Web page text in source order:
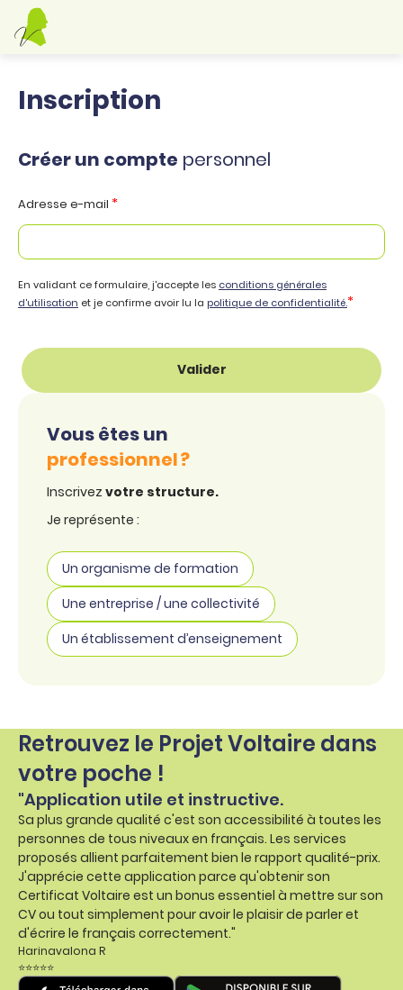
Inscription
Créer un compte personnel
Adresse e-mail *
En validant ce formulaire, j'accepte les conditions générales
d'utilisation et je confirme avoir lu la politique de confidentialité.*
Valider
Vous êtes un
professionnel ?
Inscrivez votre structure.
Je représente :
Un organisme de formation
Une entreprise / une collectivité
Un établissement d’enseignement
Retrouvez le Projet Voltaire dans
votre poche !
"Application utile et instructive.
Sa plus grande qualité c'est son accessibilité à toutes les
personnes de tous niveaux en français. Les services
proposés allient parfaitement bien le rapport qualité-prix.
J'apprécie cette application parce qu'obtenir son
Certificat Voltaire est un bonus essentiel à mettre sur son
CV ou tout simplement pour avoir le plaisir de parler et
d'écrire le français correctement."
Harinavalona R
⭐⭐⭐⭐⭐